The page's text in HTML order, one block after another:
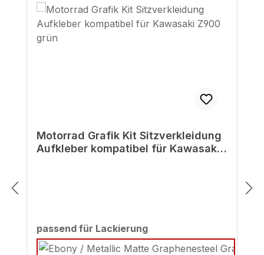
Motorrad Grafik Kit Sitzverkleidung
Aufkleber kompatibel für Kawasaki
passend für Lackierungauswählen